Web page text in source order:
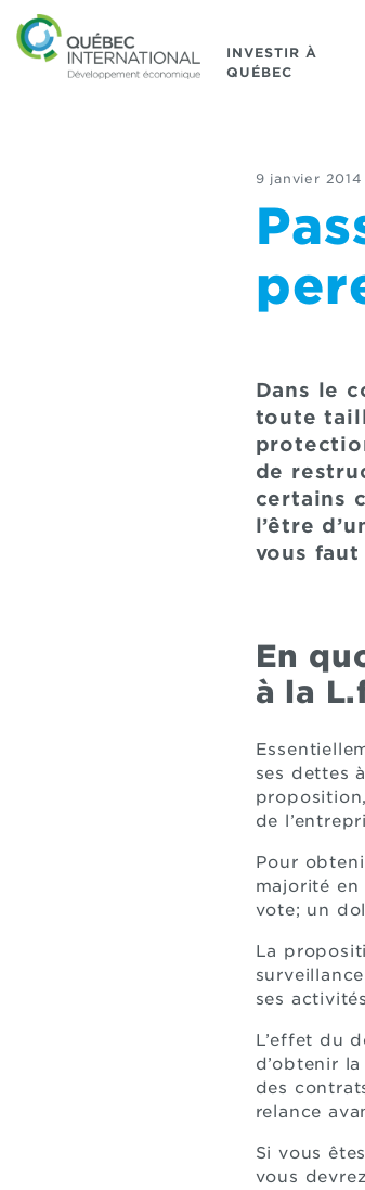
INVESTIR À
QUÉBEC
9 janvier 2014
Dans le
toute
de
certains
l’être
vous
En
à la
ses dettes
de
Pour
majorité
vote; un
La
ses
L’effet du
d’obtenir
des
relance
Si vous
vous